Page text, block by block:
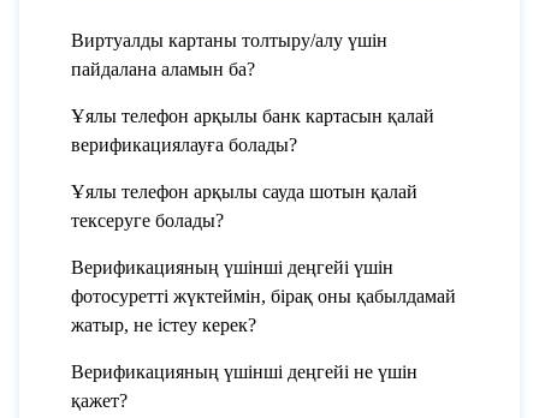
Виртуалды картаны толтыру/алу үшін
пайдалана аламын ба?
Ұялы телефон арқылы банк картасын қалай
верификациялауға болады?
Ұялы телефон арқылы сауда шотын қалай
тексеруге болады?
Верификацияның үшінші деңгейі үшін
фотосуретті жүктеймін, бірақ оны қабылдамай
жатыр, не істеу керек?
Верификацияның үшінші деңгейі не үшін
қажет?